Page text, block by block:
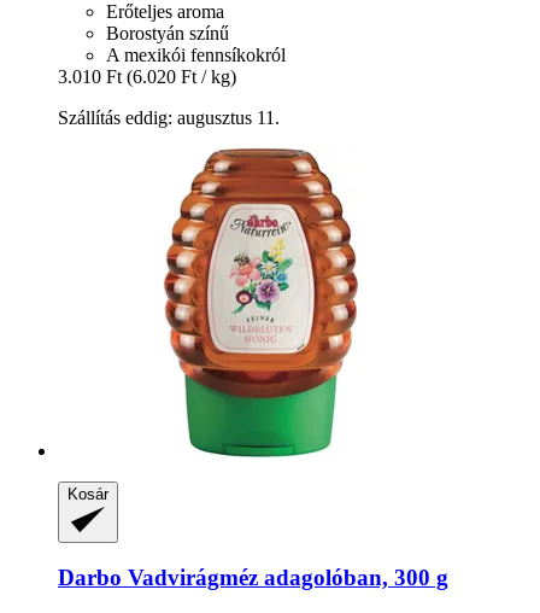
Erőteljes aroma
Borostyán színű
A mexikói fennsíkokról
3.010 Ft (6.020 Ft / kg)
Szállítás eddig: augusztus 11.
Kosár
Darbo Vadvirágméz adagolóban, 300 g